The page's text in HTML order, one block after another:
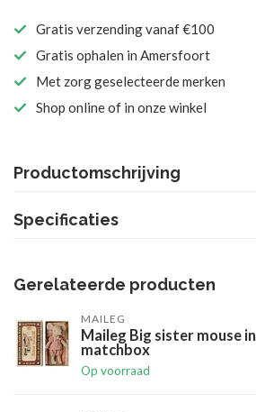
Gratis verzending vanaf €100
Gratis ophalen in Amersfoort
Met zorg geselecteerde merken
Shop online of in onze winkel
Productomschrijving
Specificaties
Gerelateerde producten
MAILEG
Maileg Big sister mouse in
matchbox
Op voorraad